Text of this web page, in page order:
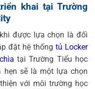
khai tại Trường
được lựa chọn là đối
đặt hệ thống tủ Locker
tại Trường Tiểu học
hẹn sẽ là một lựa chọn
với môi trường học